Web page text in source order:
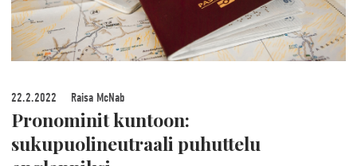
22.2.2022 Raisa McNab
Pronominit kuntoon:
sukupuolineutraali puhuttelu